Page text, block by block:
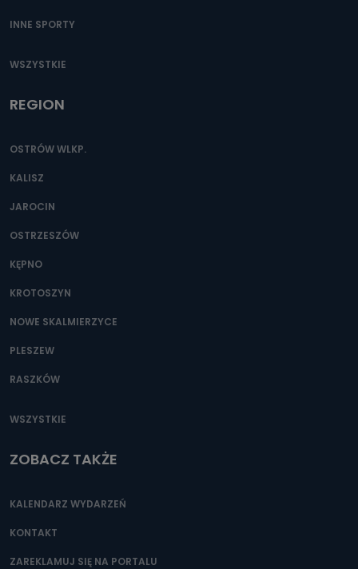
INNE SPORTY
WSZYSTKIE
REGION
OSTRÓW WLKP.
KALISZ
JAROCIN
OSTRZESZÓW
KĘPNO
KROTOSZYN
NOWE SKALMIERZYCE
PLESZEW
RASZKÓW
WSZYSTKIE
ZOBACZ TAKŻE
KALENDARZ WYDARZEŃ
KONTAKT
ZAREKLAMUJ SIĘ NA PORTALU